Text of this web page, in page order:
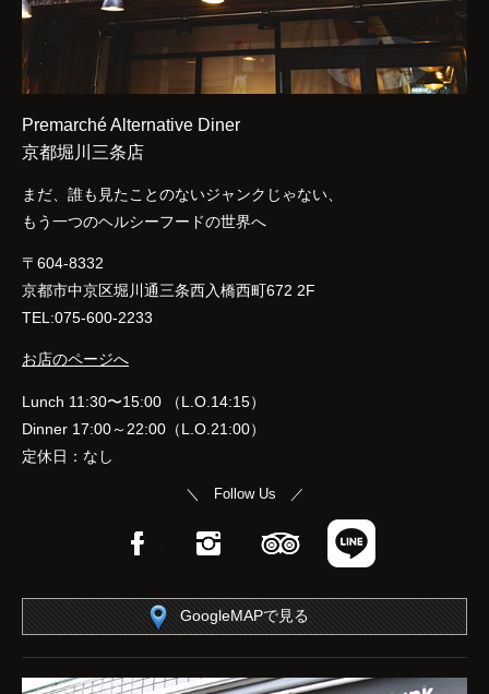
Premarché Alternative Diner
京都堀川三条店
まだ、誰も見たことのないジャンクじゃない、
もう一つのヘルシーフードの世界へ
〒604-8332
京都市中京区堀川通三条西入橋西町672 2F
TEL:075-600-2233
お店のページへ
Lunch 11:30〜15:00 （L.O.14:15）
Dinner 17:00～22:00（L.O.21:00）
定休日：なし
＼ Follow Us ／
FacebookInstagramTripAdvisor
GoogleMAPで見る